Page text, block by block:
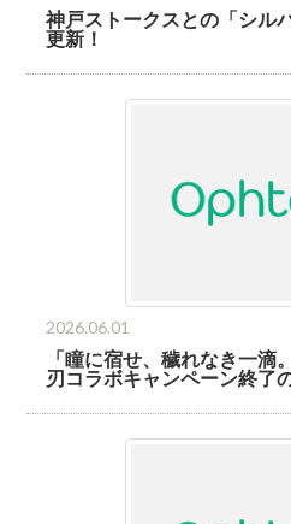
神戸ストークスとの「シル
更新！
2026.06.01
「瞳に宿せ、穢れなき一滴
刃コラボキャンペーン終了